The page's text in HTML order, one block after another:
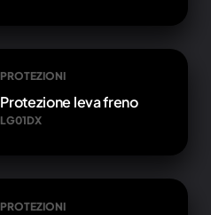
PROTEZIONI
Protezione leva freno
LG01DX
PROTEZIONI